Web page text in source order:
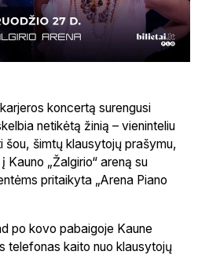
koncertą surengusi
netikėtą žinią – vieninteliu
šou, šimtų klausytojų prašymu,
„Žalgirio“ areną su
pritaikyta „Arena Piano
po kovo pabaigoje Kaune
telefonas kaito nuo klausytojų